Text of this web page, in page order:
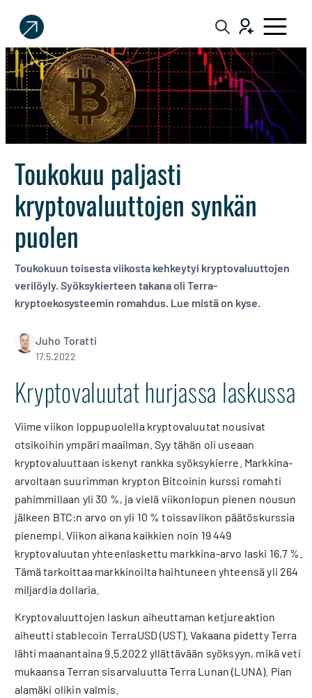
Sijoittaja.fi
Tee
parempia
sijoituspäätöksiä
Toukokuu paljasti
kryptovaluuttojen synkän
puolen
Toukokuun toisesta viikosta kehkeytyi kryptovaluuttojen
verilöyly. Syöksykierteen takana oli Terra-
kryptoekosysteemin romahdus. Lue mistä on kyse.
Juho Toratti
17.5.2022
Kryptovaluutat hurjassa laskussa
Viime viikon loppupuolella kryptovaluutat nousivat
otsikoihin ympäri maailman. Syy tähän oli useaan
kryptovaluuttaan iskenyt rankka syöksykierre. Markkina-
arvoltaan suurimman krypton Bitcoinin kurssi romahti
pahimmillaan yli 30 %, ja vielä viikonlopun pienen nousun
jälkeen BTC:n arvo on yli 10 % toissaviikon päätöskurssia
pienempi. Viikon aikana kaikkien noin 19 449
kryptovaluutan yhteenlaskettu markkina-arvo laski 16,7 %.
Tämä tarkoittaa markkinoilta haihtuneen yhteensä yli 264
miljardia dollaria.
Kryptovaluuttojen laskun aiheuttaman ketjureaktion
aiheutti stablecoin TerraUSD (UST). Vakaana pidetty Terra
lähti maanantaina 9.5.2022 yllättävään syöksyyn, mikä veti
mukaansa Terran sisarvaluutta Terra Lunan (LUNA). Pian
alamäki olikin valmis.